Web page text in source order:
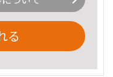
る